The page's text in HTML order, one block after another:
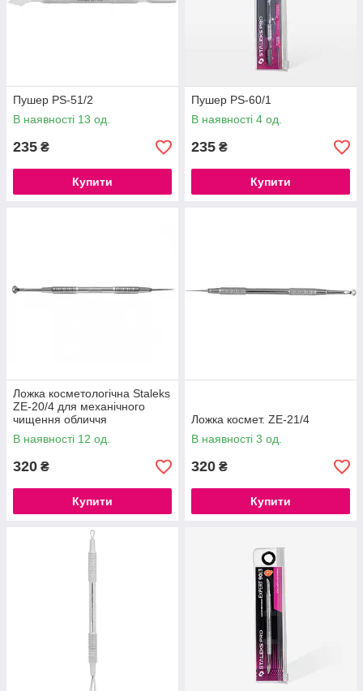
Пушер PS-51/2
В наявності 13 од.
235 ₴
Купити
Пушер PS-60/1
В наявності 4 од.
235 ₴
Купити
Ложка косметологічна Staleks
ZE-20/4 для механічного
чищення обличчя
В наявності 12 од.
320 ₴
Купити
Ложка космет. ZE-21/4
В наявності 3 од.
320 ₴
Купити